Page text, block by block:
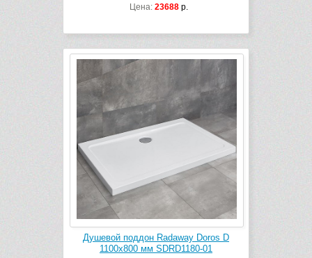
Цена: 23688 р.
Душевой поддон Radaway Doros D
1100х800 мм SDRD1180-01